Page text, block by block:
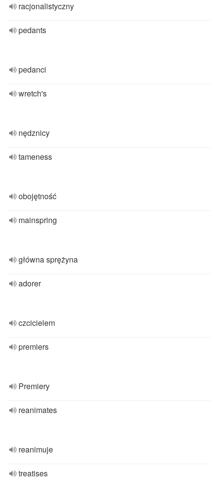
racjonalistyczny
pedants
pedanci
wretch's
nędznicy
tameness
obojętność
mainspring
główna sprężyna
adorer
czcicielem
premiers
Premiery
reanimates
reanimuje
treatises